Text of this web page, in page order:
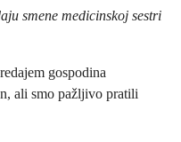
smene medicinskoj sestri
gospodina
ali smo pažljivo pratili